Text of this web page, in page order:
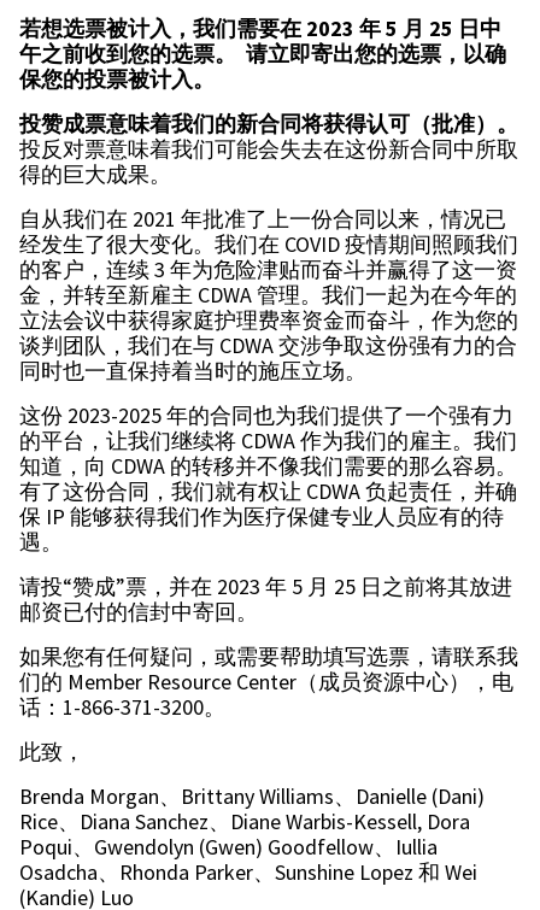
若想选票被计入，我们需要在 2023 年5 月 25 日中
午之前收到您的选票。
请立即寄出您的选票，以确
保您的投票被计入。
投赞成票意味着我们的新合同将获得认可（批准）。
投反对票意味着我们可能会失去在这份新合同中所取
得的巨大成果。
自从我们在 2021 年批准了上一份合同以来，情况已
经发生了很大变化。我们在 COVID 疫情期间照顾我们
的客户，连续 3 年为危险津贴而奋斗并赢得了这一资
金，并转至新雇主 CDWA 管理。我们一起为在今年的
立法会议中获得家庭护理费率资金而奋斗，作为您的
谈判团队，我们在与 CDWA 交涉争取这份强有力的合
同时也一直保持着当时的施压立场。
这份 2023-2025 年的合同也为我们提供了一个强有力
的平台，让我们继续将 CDWA 作为我们的雇主。我们
知道，向 CDWA 的转移并不像我们需要的那么容易。
有了这份合同，我们就有权让 CDWA 负起责任，并确
保 IP 能够获得我们作为医疗保健专业人员应有的待
遇。
请投“赞成”票，并在 2023 年 5 月 25 日之前将其放进
邮资已付的信封中寄回。
如果您有任何疑问，或需要帮助填写选票，请联系我
们的 Member Resource Center（成员资源中心），电
话：1-866-371-3200。
此致，
Brenda Morgan、Brittany Williams、Danielle (Dani)
Rice、Diana Sanchez、Diane Warbis-Kessell, Dora
Poqui、Gwendolyn (Gwen) Goodfellow、Iullia
Osadcha、Rhonda Parker、Sunshine Lopez 和 Wei
(Kandie) Luo